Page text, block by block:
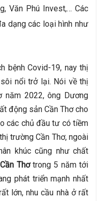
Văn Phú Invest,… Các
dạng các loại hình như
bệnh Covid-19, nay thị
nổi trở lại. Nói về thị
năm 2022, ông Dương
động sản Cần Thơ cho
các chủ đầu tư có tiềm
trường Cần Thơ, ngoài
khúc cũng như chất
Thơ trong 5 năm tới
phát triển mạnh nhất
lớn, nhu cầu nhà ở rất